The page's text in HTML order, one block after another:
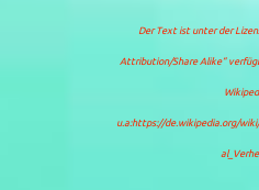
Der Text ist unter der
Attribution/Share Alike“
u.a:https://de.wikipedia.org/